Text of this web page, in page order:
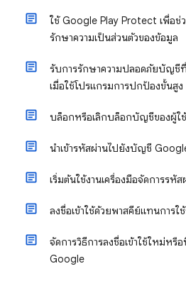
ใช้ Google Play Protect เพื่อ
รักษาความเป็นส่วนตัวของข้อมูล
รับการรักษาความปลอดภัยบัญชี
เมื่อใช้โปรแกรมการปกป้องขั้นสูง
บล็อกหรือเลิกบล็อกบัญชีของผู้ใช้
นําเข้ารหัสผ่านไปยังบัญชี
เริ่มต้นใช้งานเครื่องมือจัดการร
ลงชื่อเข้าใช้ด้วยพาสคีย์แทนการใ
จัดการวิธีการลงชื่อเข้าใช้ใหม่หรื
Google